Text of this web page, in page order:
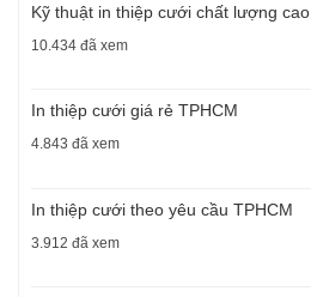
Kỹ thuật in thiệp cưới chất lượng cao
10.434 đã xem
In thiệp cưới giá rẻ TPHCM
4.843 đã xem
In thiệp cưới theo yêu cầu TPHCM
3.912 đã xem